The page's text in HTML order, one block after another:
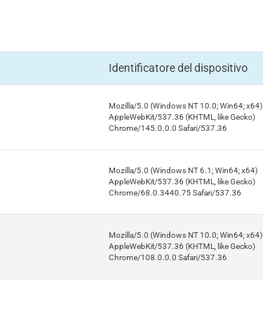
Identificatore del dispositivo
Mozilla/5.0 (Windows NT 10.0; Win64; x64)
AppleWebKit/537.36 (KHTML, like Gecko)
Chrome/145.0.0.0 Safari/537.36
Mozilla/5.0 (Windows NT 6.1; Win64; x64)
AppleWebKit/537.36 (KHTML, like Gecko)
Chrome/68.0.3440.75 Safari/537.36
Mozilla/5.0 (Windows NT 10.0; Win64; x64)
AppleWebKit/537.36 (KHTML, like Gecko)
Chrome/108.0.0.0 Safari/537.36